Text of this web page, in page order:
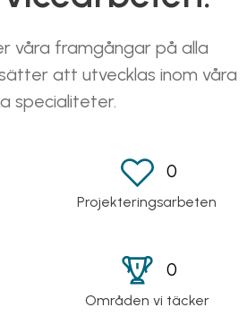
våra framgångar på alla
att utvecklas inom våra
specialiteter.
Projekteringsarbeten
0
Områden vi täcker
0